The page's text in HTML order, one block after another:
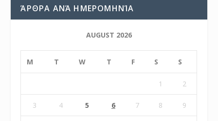
ΆΡΘΡΑ ΑΝΆ ΗΜΕΡΟΜΗΝΊΑ
AUGUST 2026
M T W T F S S
1 2
3 4 5 6 7 8 9